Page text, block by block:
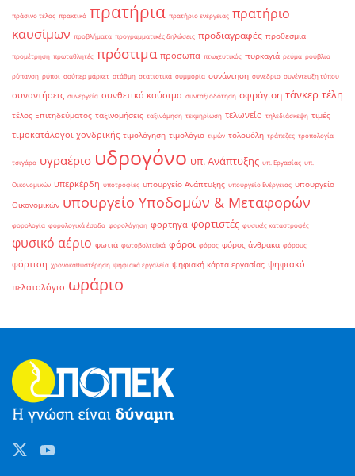
πράσινο τέλος πρακτικό πρατήρια πρατήριο ενέργειας πρατήριο
καυσίμων προβλήματα προγραμματικές δηλώσεις προδιαγραφές προθεσμία
προμέτρηση πρωταθλητές πρόστιμα πρόσωπα πτωχευτικός πυρκαγιά ρεύμα ρούβλια
ρύπανση ρύποι σούπερ μάρκετ στάθμη στατιστικά συμμορία συνάντηση συνέδριο συνέντευξη τύπου
συναντήσεις συνεργεία συνθετικά καύσιμα συνταξιοδότηση σφράγιση τάνκερ τέλη
τέλος Επιτηδεύματος ταξινομήσεις ταξινόμηση τεκμηρίωση τελωνείο τηλεδιάσκεψη τιμές
τιμοκατάλογοι χονδρικής τιμολόγηση τιμολόγιο τιμών τολουόλη τράπεζες τροπολογία
τσιγάρο υγραέριο υδρογόνο υπ. Ανάπτυξης υπ. Εργασίας υπ.
Οικονομικών υπερκέρδη υποτροφίες υπουργείο Ανάπτυξης υπουργείο Ενέργειας υπουργείο
Οικονομικών υπουργείο Υποδομών & Μεταφορών
φορολογία φορολογικά έσοδα φορολόγηση φορτηγά φορτιστές φυσικές καταστροφές
φυσικό αέριο φωτιά φωτοβολταϊκά φόροι φόρος φόρος άνθρακα φόρους
φόρτιση χρονοκαθυστέρηση ψηφιακά εργαλεία ψηφιακή κάρτα εργασίας ψηφιακό
πελατολόγιο ωράριο